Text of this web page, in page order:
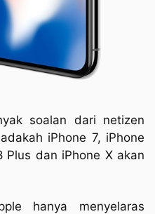
soalan dari netizen
iPhone 7, iPhone
Plus dan iPhone X akan
hanya menyelaras